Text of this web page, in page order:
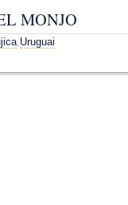
MONJO
,Uruguai